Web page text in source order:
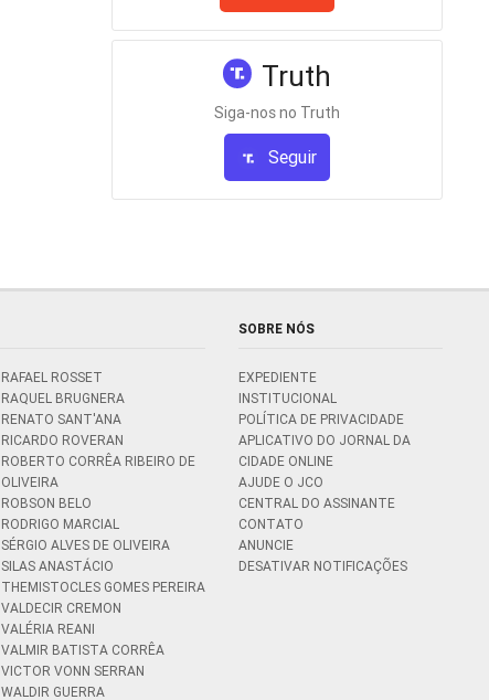
Truth
Siga-nos no Truth
Seguir
RAFAEL ROSSET
RAQUEL BRUGNERA
RENATO SANT'ANA
RICARDO ROVERAN
ROBERTO CORRÊA RIBEIRO DE
OLIVEIRA
ROBSON BELO
RODRIGO MARCIAL
SÉRGIO ALVES DE OLIVEIRA
SILAS ANASTÁCIO
THEMISTOCLES GOMES PEREIRA
VALDECIR CREMON
VALÉRIA REANI
VALMIR BATISTA CORRÊA
VICTOR VONN SERRAN
WALDIR GUERRA
SOBRE NÓS
EXPEDIENTE
INSTITUCIONAL
POLÍTICA DE PRIVACIDADE
APLICATIVO DO JORNAL DA
CIDADE ONLINE
AJUDE O JCO
CENTRAL DO ASSINANTE
CONTATO
ANUNCIE
DESATIVAR NOTIFICAÇÕES